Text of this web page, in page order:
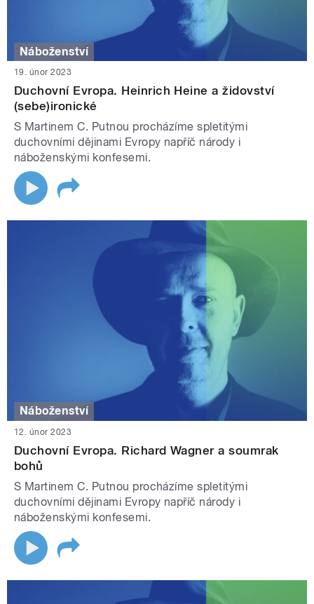
Náboženství
19. únor 2023
Duchovní Evropa. Heinrich Heine a židovství
(sebe)ironické
S Martinem C. Putnou procházíme spletitými
duchovními dějinami Evropy napříč národy i
náboženskými konfesemi.
Náboženství
12. únor 2023
Duchovní Evropa. Richard Wagner a soumrak
bohů
S Martinem C. Putnou procházíme spletitými
duchovními dějinami Evropy napříč národy i
náboženskými konfesemi.